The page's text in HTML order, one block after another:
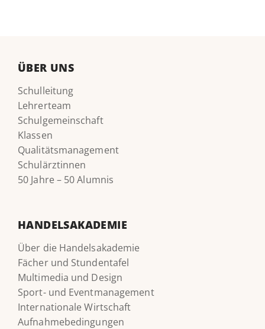
ÜBER UNS
Schulleitung
Lehrerteam
Schulgemeinschaft
Klassen
Qualitätsmanagement
Schulärztinnen
50 Jahre – 50 Alumnis
HANDELSAKADEMIE
Über die Handelsakademie
Fächer und Stundentafel
Multimedia und Design
Sport- und Eventmanagement
Internationale Wirtschaft
Aufnahmebedingungen